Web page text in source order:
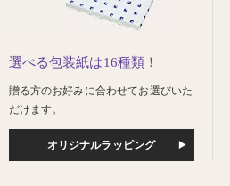
選べる包装紙は16種類！
贈る方のお好みに合わせてお選びいた
だけます。
オリジナルラッピング